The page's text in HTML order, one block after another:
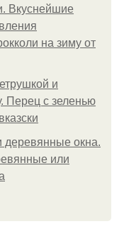
Вкуснейшие
на зиму от
и
Перец с зеленью
деревянные окна.
или